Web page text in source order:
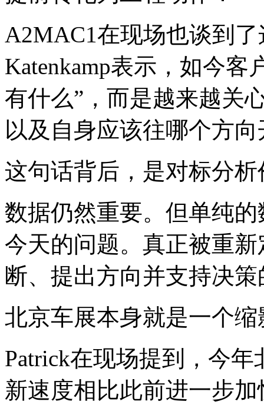
A2MAC1在现场也谈到
Katenkamp表示，如今
有什么”，而是越来越关
以及自身应该往哪个方
这句话背后，是对标分
数据仍然重要。但单纯
今天的问题。真正被重
断、提出方向并支持决
北京车展本身就是一个缩
Patrick在现场提到，今
新速度相比此前进一步